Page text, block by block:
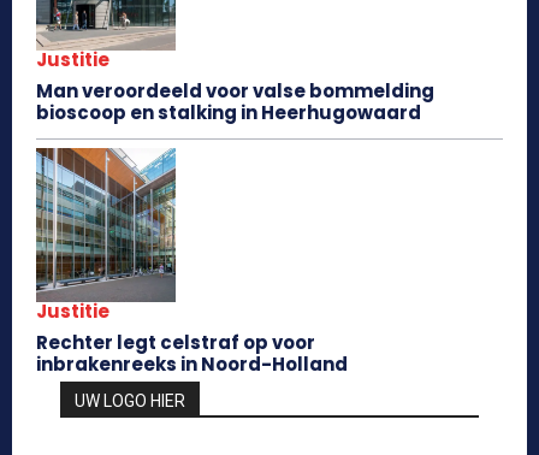
Justitie
Man veroordeeld voor valse bommelding
bioscoop en stalking in Heerhugowaard
Justitie
Rechter legt celstraf op voor
inbrakenreeks in Noord-Holland
UW LOGO HIER